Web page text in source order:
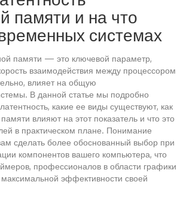
памяти и на что
системах
памяти — это ключевой параметр,
взаимодействия между процессором
влияет на общую
В данной статье мы подробно
какие ее виды существуют, как
влияют на этот показатель и что это
в практическом плане. Понимание
сделать более обоснованный выбор при
компонентов вашего компьютера, что
профессионалов в области графики
максимальной эффективности своей